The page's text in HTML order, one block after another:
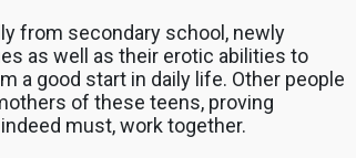
from secondary school, newly
as well as their erotic abilities to
a good start in daily life. Other people
of these teens, proving
must, work together.